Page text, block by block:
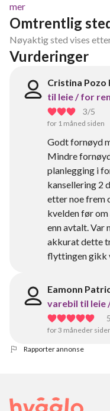
mer
Omtrentlig
Nøyaktig sted vises
Vurderinger
Cristina Pozo
til leie / for
3/5
for 1 måned siden
Godt fornøyd
Mindre
planlegging i
kansellering 2
etter noe frem
kvelden før om
enn avtalt. Var
akkurat dette
flyttingen gikk
Eamonn
varebil til leie
5
for 3 måneder
Rapporter annonse